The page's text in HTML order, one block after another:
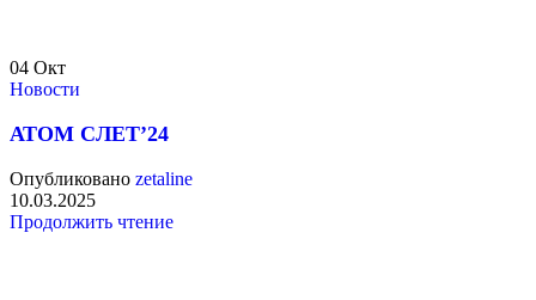
04 Окт
Новости
АТОМ СЛЕТ’24
Опубликовано zetaline
10.03.2025
Продолжить чтение